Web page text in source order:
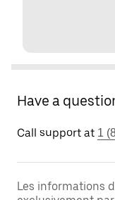
Have a
Call support at 1
Les informations